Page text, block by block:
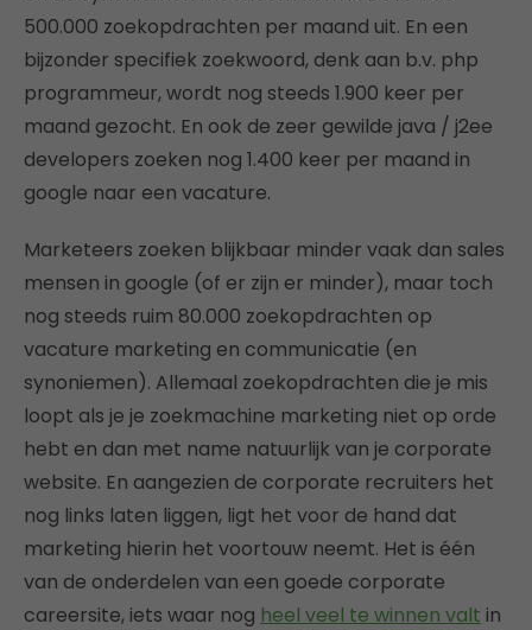
500.000 zoekopdrachten per maand uit. En een
bijzonder specifiek zoekwoord, denk aan b.v. php
programmeur, wordt nog steeds 1.900 keer per
maand gezocht. En ook de zeer gewilde java / j2ee
developers zoeken nog 1.400 keer per maand in
google naar een vacature.
Marketeers zoeken blijkbaar minder vaak dan sales
mensen in google (of er zijn er minder), maar toch
nog steeds ruim 80.000 zoekopdrachten op
vacature marketing en communicatie (en
synoniemen). Allemaal zoekopdrachten die je mis
loopt als je je zoekmachine marketing niet op orde
hebt en dan met name natuurlijk van je corporate
website. En aangezien de corporate recruiters het
nog links laten liggen, ligt het voor de hand dat
marketing hierin het voortouw neemt. Het is één
van de onderdelen van een goede corporate
careersite, iets waar nog heel veel te winnen valt in